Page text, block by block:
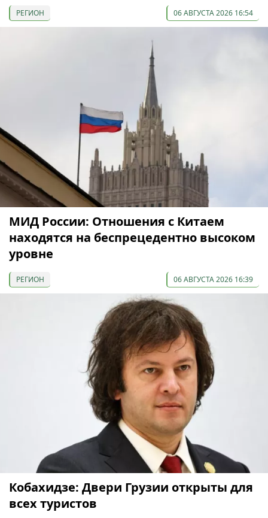
РЕГИОН 06 АВГУСТА 2026 16:54
МИД России: Отношения с Китаем
находятся на беспрецедентно высоком
уровне
РЕГИОН 06 АВГУСТА 2026 16:39
Кобахидзе: Двери Грузии открыты для
всех туристов